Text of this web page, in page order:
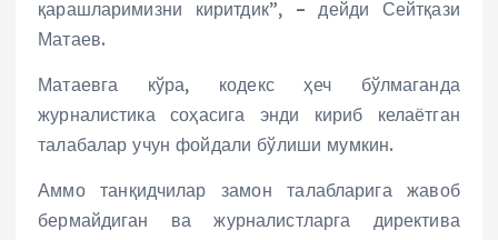
қарашларимизни киритдик”, – дейди Сейтқази
Матаев.
Матаевга кўра, кодекс ҳеч бўлмаганда
журналистика соҳасига энди кириб келаётган
талабалар учун фойдали бўлиши мумкин.
Аммо танқидчилар замон талабларига жавоб
бермайдиган ва журналистларга директива